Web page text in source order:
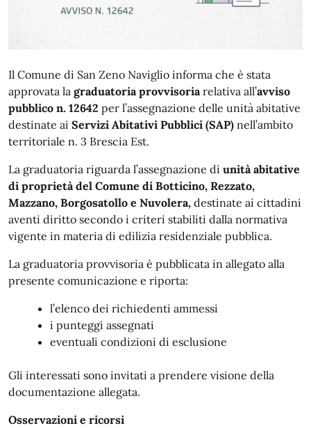
Il Comune di San Zeno Naviglio informa che è stata
approvata la graduatoria provvisoriarelativa all’avviso
pubblico n. 12642 per l’assegnazione delle unità abitative
destinate ai Servizi Abitativi Pubblici (SAP) nell’ambito
territoriale n. 3 Brescia Est.
La graduatoria riguarda l’assegnazione di unità abitative
di proprietà del Comune di Botticino, Rezzato,
Mazzano, Borgosatollo e Nuvolera, destinate ai cittadini
aventi diritto secondo i criteri stabiliti dalla normativa
vigente in materia di edilizia residenziale pubblica.
La graduatoria provvisoria è pubblicata in allegato alla
presente comunicazione e riporta:
l’elenco dei richiedenti ammessi
i punteggi assegnati
eventuali condizioni di esclusione
Gli interessati sono invitati a prendere visione della
documentazione allegata.
Osservazioni e ricorsi